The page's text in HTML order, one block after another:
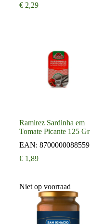
€ 2,29
Ramirez Sardinha em
Tomate Picante 125 Gr
EAN: 8700000088559
€ 1,89
Niet op voorraad